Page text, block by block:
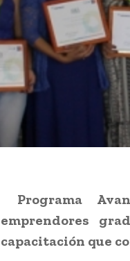
Programa
emprendores
capacitación que